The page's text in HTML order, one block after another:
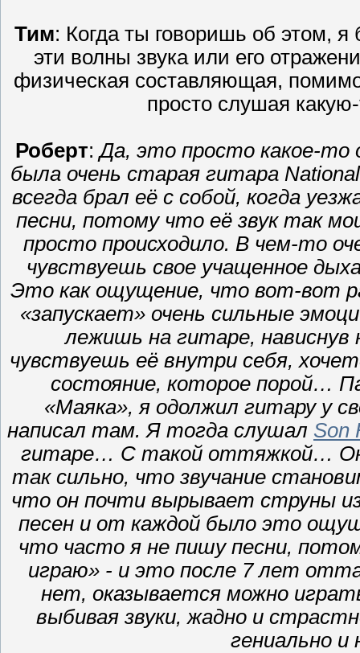
Тим: Когда ты говоришь об этом,
эти волны звука или его
физическая составляющая,
просто слушая
Роберт:Да, это просто какое-
была очень старая гитара
всегда брал её с собой, когда
песни, потому что её звук так
просто происходило. В чем-то
чувствуешь свое учащенное
Это как ощущение, что вот-вот
«запускает» очень сильные
лежишь на гитаре,
чувствуешь её внутри себя,
состояние, которое порой…
«Маяка», я одолжил гитару у
написал там. Я тогда слушал Son
гитаре… С такой оттяжкой…
так сильно, что звучание
что он почти вырывает струны
песен и от каждой было это
что часто я не пишу песни,
играю» - и это после 7 лет
нет, оказывается можно
выбивая звуки, жадно и
гениально и